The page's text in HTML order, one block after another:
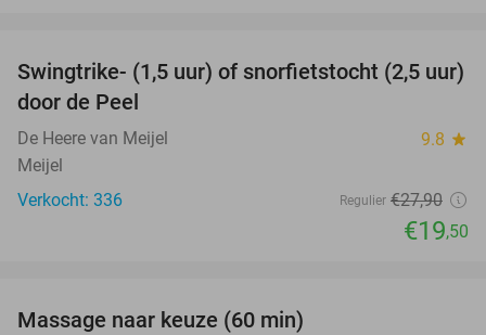
30%
Swingtrike- (1,5 uur) of snorfietstocht (2,5 uur)
door de Peel
De Heere van Meijel 9.8 star
Meijel
Verkocht: 336
Regulier €27,90
€19,50
Massage naar keuze (60 min)